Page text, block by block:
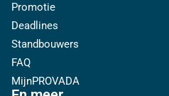
Promotie
Deadlines
Standbouwers
FAQ
MijnPROVADA